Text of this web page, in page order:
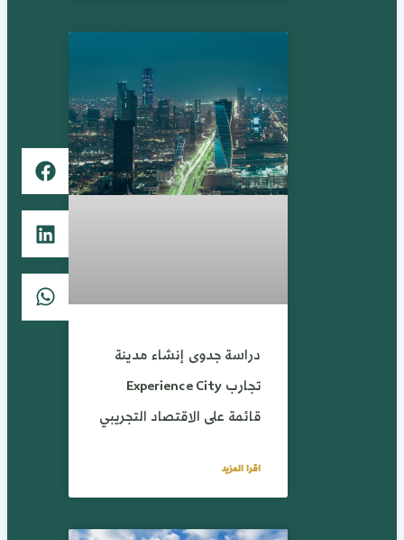
دراسة جدوى إنشاء مدينة
تجارب Experience City
قائمة على الاقتصاد التجريبي
اقرا المزيد